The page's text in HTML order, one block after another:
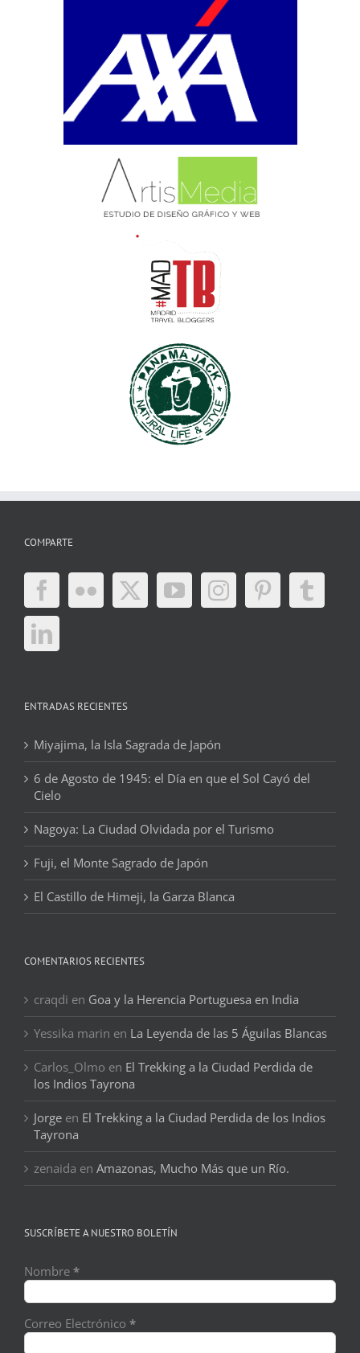
COMPARTE
ENTRADAS RECIENTES
Miyajima, la Isla Sagrada de Japón
6 de Agosto de 1945: el Día en que el Sol Cayó del
Cielo
Nagoya: La Ciudad Olvidada por el Turismo
Fuji, el Monte Sagrado de Japón
El Castillo de Himeji, la Garza Blanca
COMENTARIOS RECIENTES
craqdi en Goa y la Herencia Portuguesa en India
Yessika marin en La Leyenda de las 5 Águilas Blancas
Carlos_Olmo en El Trekking a la Ciudad Perdida de
los Indios Tayrona
Jorge en El Trekking a la Ciudad Perdida de los Indios
Tayrona
zenaida en Amazonas, Mucho Más que un Río.
SUSCRÍBETE A NUESTRO BOLETÍN
Nombre *
Correo Electrónico *